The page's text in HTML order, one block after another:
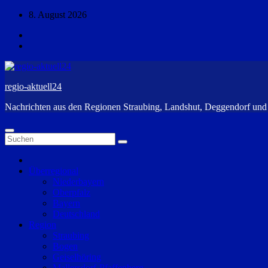
Zum
springen
8. August 2026
regio-aktuell24
Nachrichten aus den Regionen Straubing, Landshut, Deggendorf
Überregional
Niederbayern
Oberpfalz
Bayern
Deutschland
Region
Straubing
Bogen
Geiselhöring